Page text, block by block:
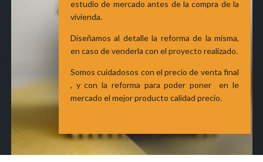
estudio de mercado antes de la compra de la
vivienda.
Diseñamos al detalle la reforma de la misma,
en caso de venderla con el proyecto realizado.
Somos cuidadosos con el precio de venta final
, y con la reforma para poder poner en le
mercado el mejor producto calidad precio.